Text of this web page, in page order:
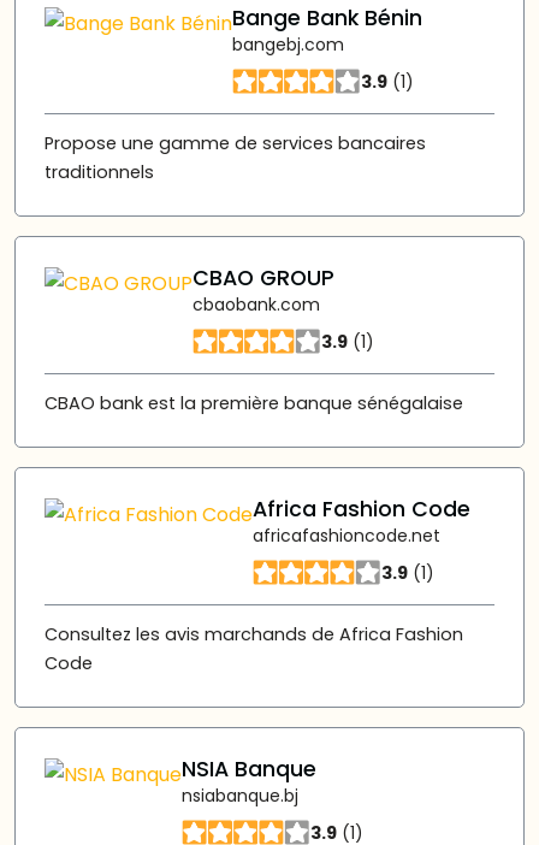
Bange Bank Bénin
bangebj.com
3.9 (1)
Propose une gamme de services bancaires
traditionnels
CBAO GROUP
cbaobank.com
3.9 (1)
CBAO bank est la première banque sénégalaise
Africa Fashion Code
africafashioncode.net
3.9 (1)
Consultez les avis marchands de Africa Fashion
Code
NSIA Banque
nsiabanque.bj
3.9 (1)